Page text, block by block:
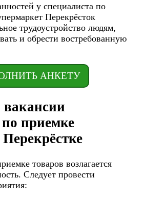
у специалиста по
Перекрёсток
трудоустройство людям,
и обрести востребованную
АНКЕТУ
вакансии
приемке
товаров возлагается
Следует провести